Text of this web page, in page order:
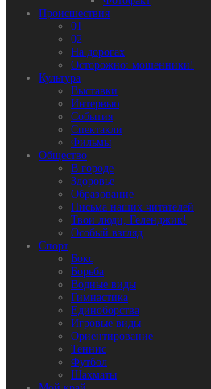
Происшествия
01
02
На дорогах
Осторожно: мошенники!
Культура
Выставки
Интервью
События
Спектакли
Фильмы
Общество
В городе
Здоровье
Образование
Письма наших читателей
Твои люди, Геленджик!
Особый взгляд
Спорт
Бокс
Борьба
Водные виды
Гимнастика
Единоборства
Игровые виды
Ориентирование
Теннис
Футбол
Шахматы